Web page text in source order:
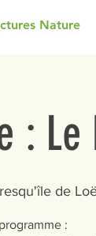
Nature
: Le
de
: